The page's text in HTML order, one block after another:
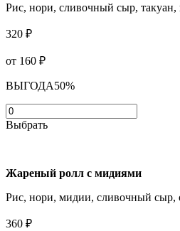
Рис, нори, сливочный сыр,
320 ₽
от 160 ₽
ВЫГОДА50%
Выбрать
Жареный ролл с мидиями
Рис, нори, мидии, сливочный сыр,
360 ₽